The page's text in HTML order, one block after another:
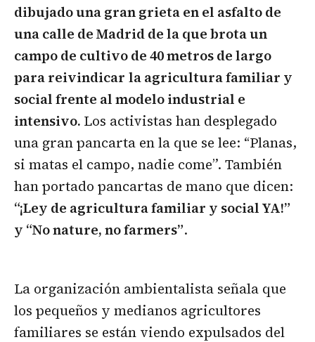
dibujado una gran grieta en el asfalto de
una calle de Madrid de la que brota un
campo de cultivo de 40 metros de largo
para reivindicar la agricultura familiar y
social frente al modelo industrial e
intensivo. Los activistas han desplegado
una gran pancarta en la que se lee: “Planas,
si matas el campo, nadie come”. También
han portado pancartas de mano que dicen:
“¡Ley de agricultura familiar y social YA!”
y “No nature, no farmers”.
La organización ambientalista señala que
los pequeños y medianos agricultores
familiares se están viendo expulsados del